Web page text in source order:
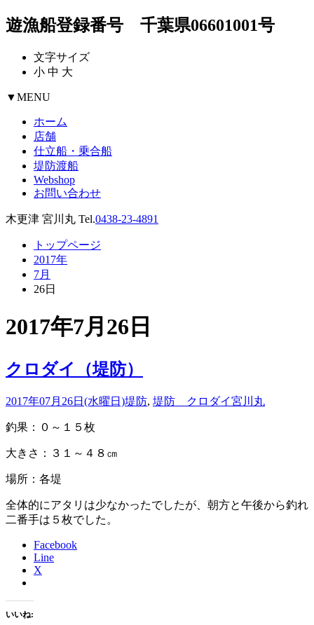
遊漁船登録番号 千葉県06601001号
文字サイズ
小 中 大
▼MENU
ホーム
店舗
仕立船・乗合船
堤防渡船
Webshop
お問い合わせ
木更津 宮川丸 Tel.0438-23-4891
トップページ
2017年
7月
26日
2017年7月26日
クロダイ（堤防）
2017年07月26日(水曜日)堤防, 堤防 クロダイ宮川丸
釣果：０～１５枚
大きさ：３１～４８㎝
場所：各堤
全体的にアタリは少なかったでしたが、朝方と午後から釣れ
二番手は５枚でした。
Facebook
Line
X
いいね: